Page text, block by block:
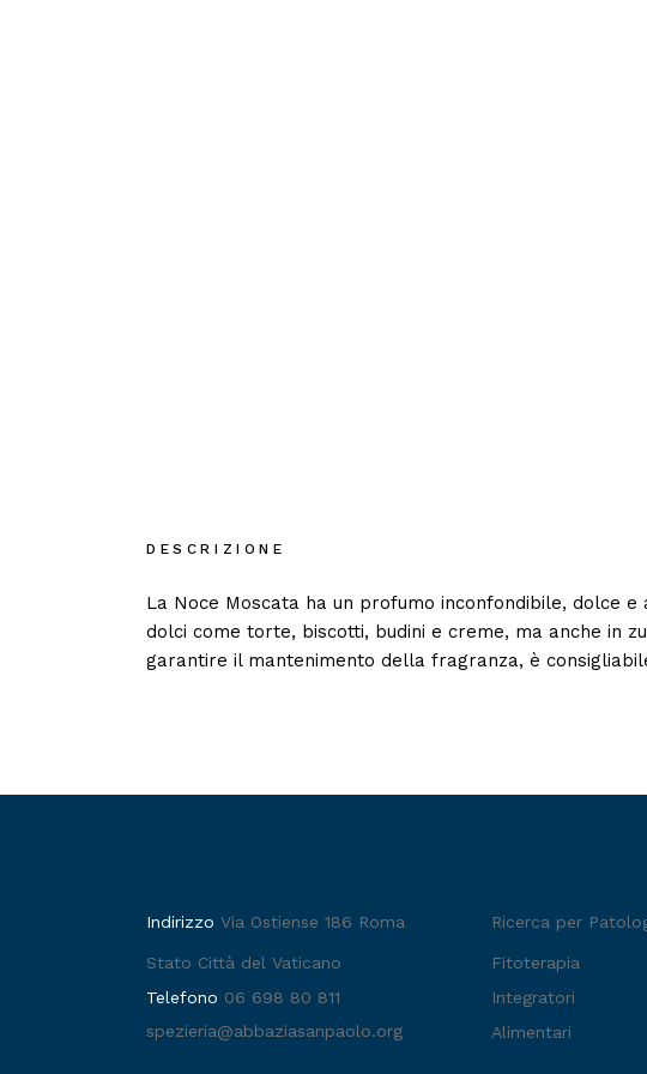
DESCRIZIONE
La Noce Moscata ha un profumo inconfondibile, dolce
dolci come torte, biscotti, budini e creme, ma anche in
garantire il mantenimento della fragranza, è
Indirizzo Via Ostiense 186 Roma
Stato Città del Vaticano
Telefono 06 698 80 811
spezieria@abbaziasanpaolo.org
Ricerca per
Fitoterapia
Integratori
Alimentari